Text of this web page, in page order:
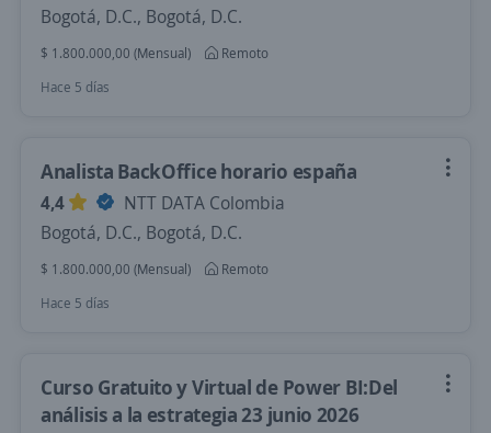
Bogotá, D.C., Bogotá, D.C.
$ 1.800.000,00 (Mensual)
Remoto
Hace 5 días
Analista BackOffice horario españa
4,4
NTT DATA Colombia
Bogotá, D.C., Bogotá, D.C.
$ 1.800.000,00 (Mensual)
Remoto
Hace 5 días
Curso Gratuito y Virtual de Power BI:Del
análisis a la estrategia 23 junio 2026